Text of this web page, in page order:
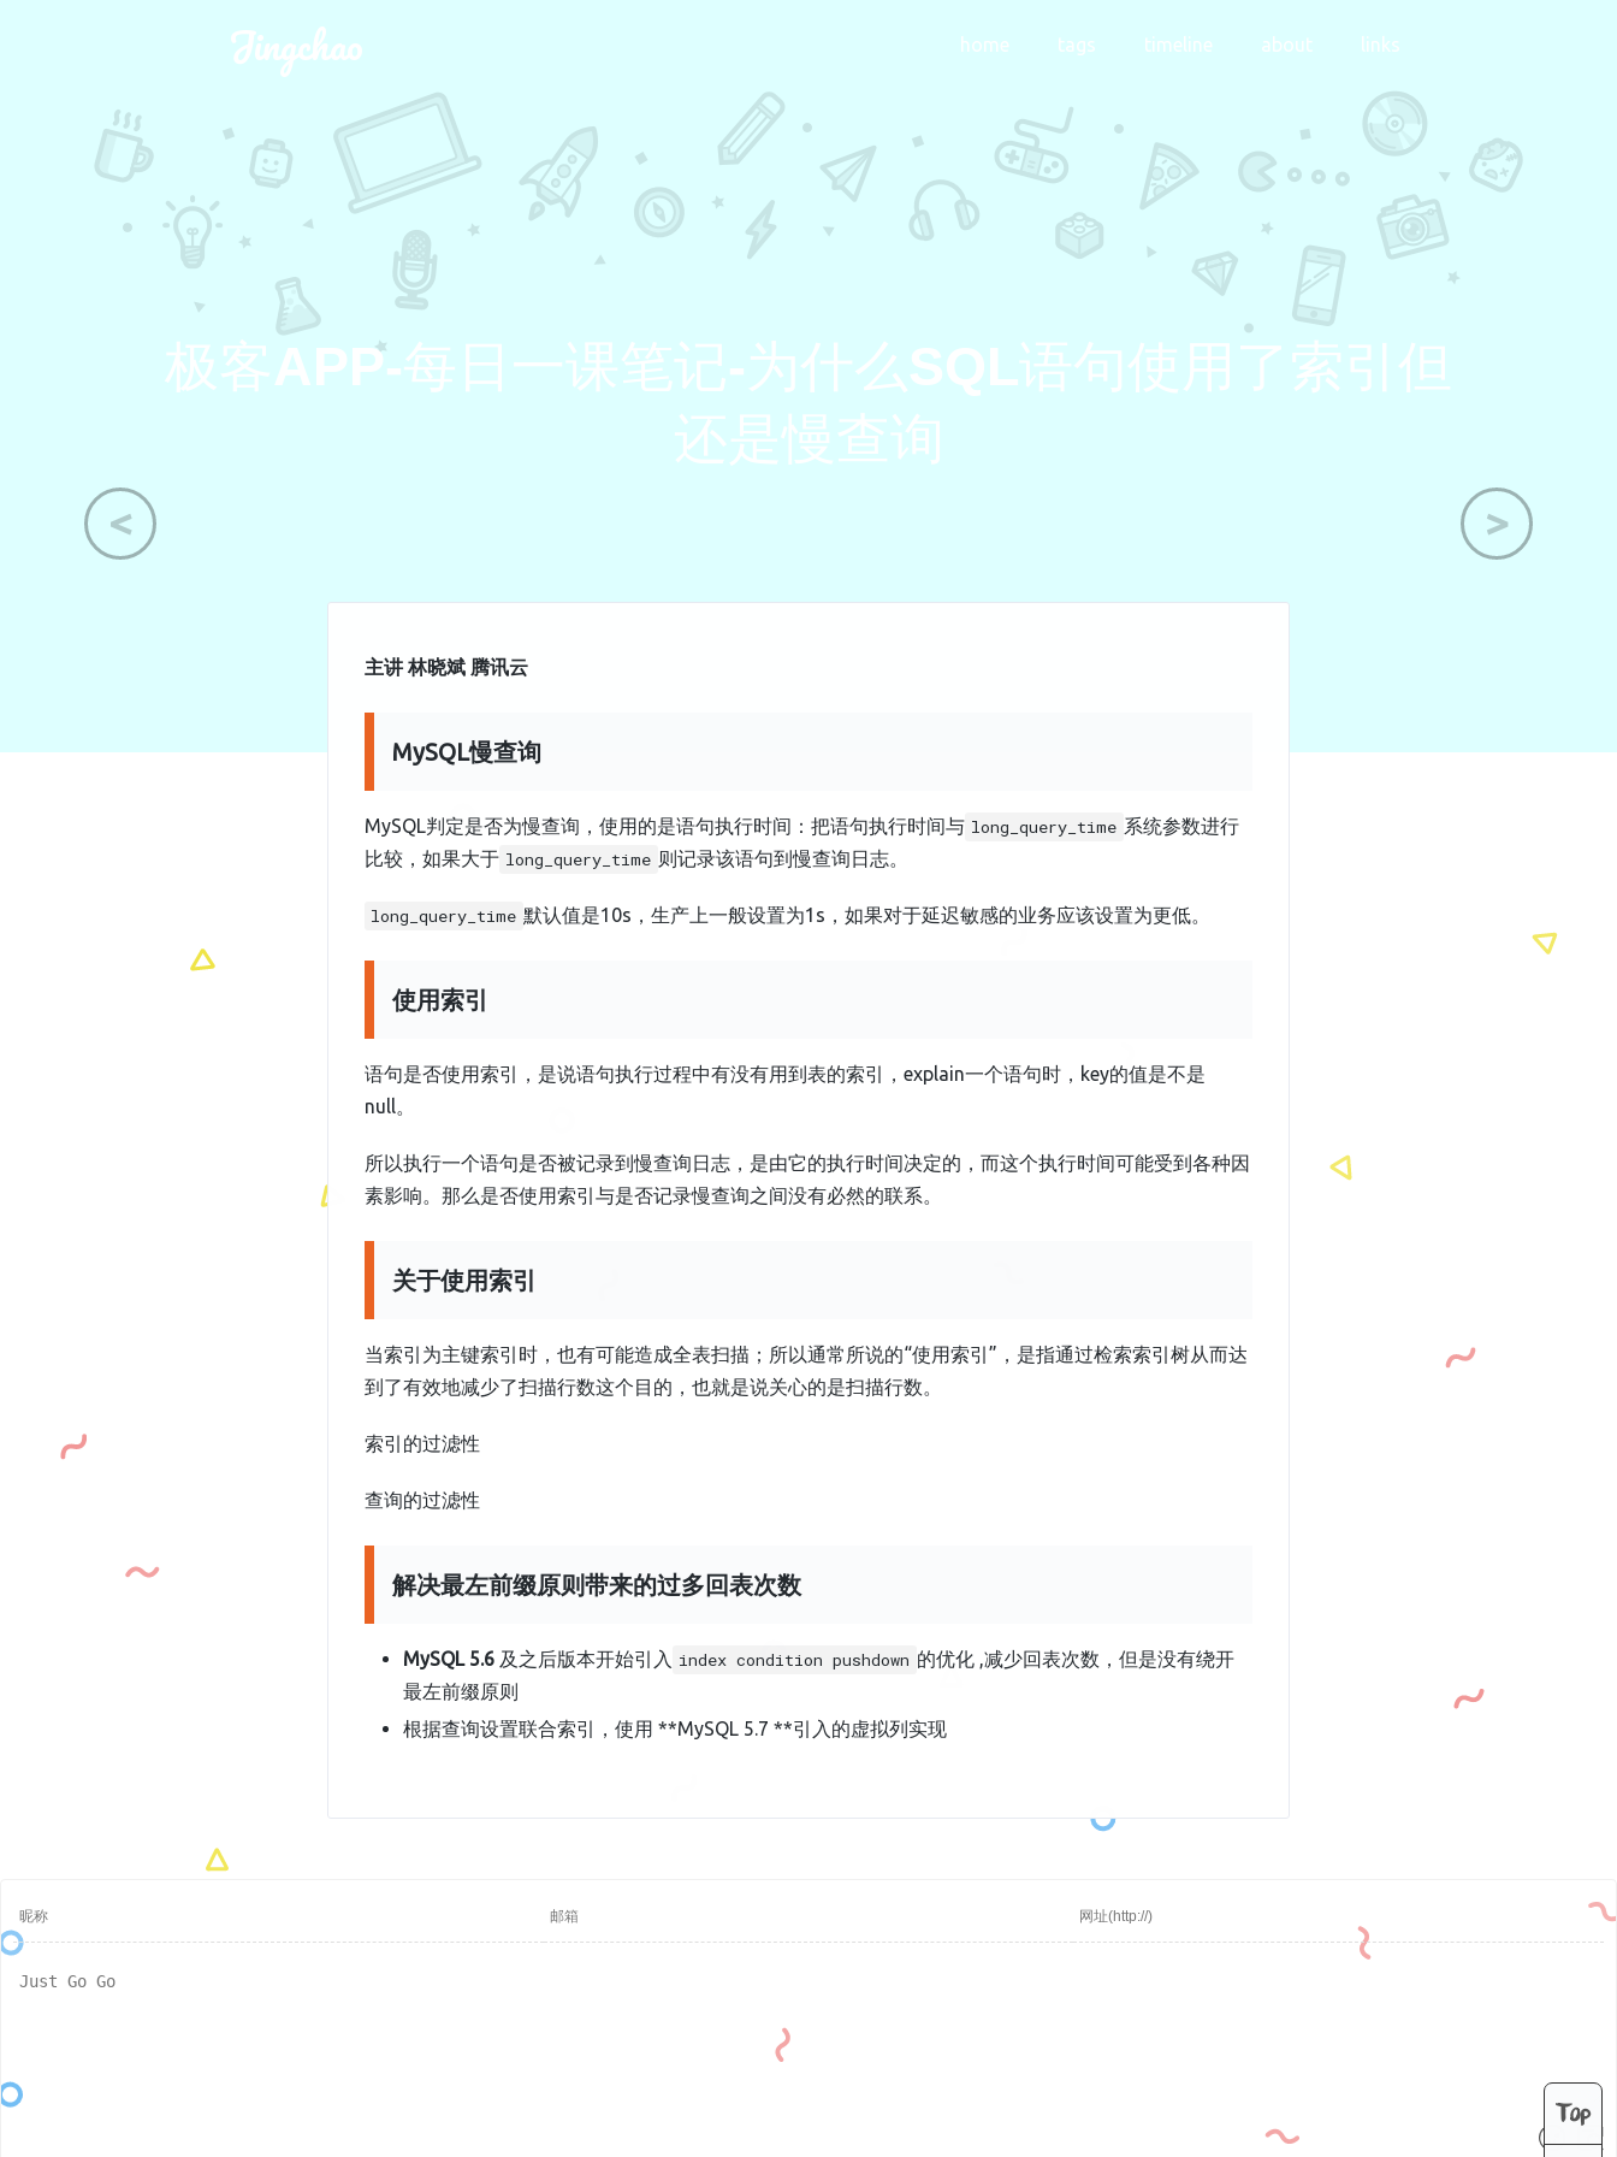
Jingchao home tags timeline about links
<
极客APP-每日一课笔记-为什么SQL语句使用了索引但
还是慢查询
>
主讲 林晓斌 腾讯云
MySQL慢查询
MySQL判定是否为慢查询，使用的是语句执行时间：把语句执行时间与 long_query_time 系统参数进行
比较，如果大于 long_query_time 则记录该语句到慢查询日志。
long_query_time 默认值是10s，生产上一般设置为1s，如果对于延迟敏感的业务应该设置为更低。
使用索引
语句是否使用索引，是说语句执行过程中有没有用到表的索引，explain一个语句时，key的值是不是
null。
所以执行一个语句是否被记录到慢查询日志，是由它的执行时间决定的，而这个执行时间可能受到各种因
素影响。那么是否使用索引与是否记录慢查询之间没有必然的联系。
关于使用索引
当索引为主键索引时，也有可能造成全表扫描；所以通常所说的“使用索引”，是指通过检索索引树从而达
到了有效地减少了扫描行数这个目的，也就是说关心的是扫描行数。
索引的过滤性
查询的过滤性
解决最左前缀原则带来的过多回表次数
MySQL 5.6 及之后版本开始引入 index condition pushdown 的优化 ,减少回表次数，但是没有绕开
最左前缀原则
根据查询设置联合索引，使用 **MySQL 5.7 **引入的虚拟列实现
Top